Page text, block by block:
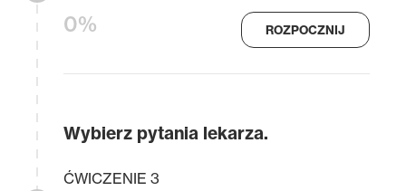
0% ROZPOCZNIJ
Wybierz pytania lekarza.
ĆWICZENIE 3